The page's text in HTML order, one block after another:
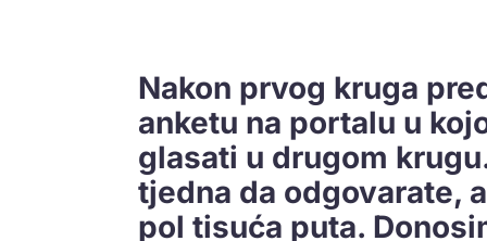
Nakon prvog kruga
anketu na portalu u
glasati u drugom
tjedna da odgovarate,
pol tisuća puta.